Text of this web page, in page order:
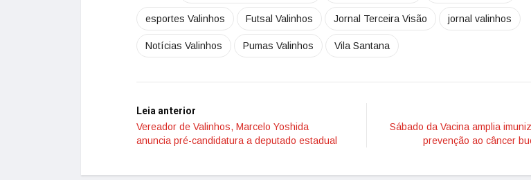
esportes Valinhos Futsal Valinhos Jornal Terceira Visão jornal valinhos
Notícias Valinhos Pumas Valinhos Vila Santana
Leia anterior
Vereador de Valinhos, Marcelo Yoshida
anuncia pré-candidatura a deputado estadual
Sábado da Vacina amplia
prevenção ao câncer